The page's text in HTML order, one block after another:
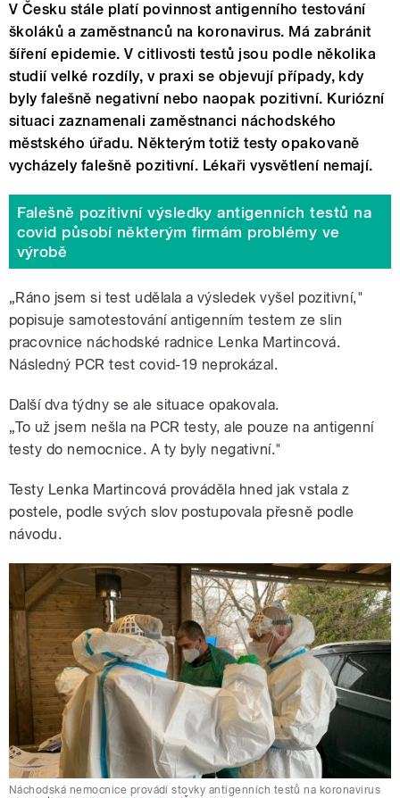
V Česku stále platí povinnost antigenního testování
školáků a zaměstnanců na koronavirus. Má zabránit
šíření epidemie. V citlivosti testů jsou podle několika
studií velké rozdíly, v praxi se objevují případy, kdy
byly falešně negativní nebo naopak pozitivní. Kuriózní
situaci zaznamenali zaměstnanci náchodského
městského úřadu. Některým totiž testy opakovaně
vycházely falešně pozitivní. Lékaři vysvětlení nemají.
Falešně pozitivní výsledky antigenních testů na
covid působí některým firmám problémy ve
výrobě
„Ráno jsem si test udělala a výsledek vyšel pozitivní,"
popisuje samotestování antigenním testem ze slin
pracovnice náchodské radnice Lenka Martincová.
Následný PCR test covid-19 neprokázal.
Další dva týdny se ale situace opakovala.
„To už jsem nešla na PCR testy, ale pouze na antigenní
testy do nemocnice. A ty byly negativní."
Testy Lenka Martincová prováděla hned jak vstala z
postele, podle svých slov postupovala přesně podle
návodu.
Náchodská nemocnice provádí stovky antigenních testů na koronavirus